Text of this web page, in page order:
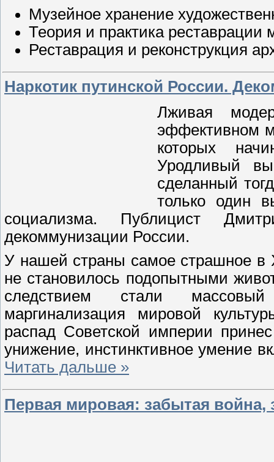
Музейное хранение
Теория и практика реставрации
Реставрация и реконструкция
Наркотик путинской России.
Лживая
эффективном
которых
Уродливый
сделанный
только один
социализма. Публицист
декоммунизации России.
У нашей страны самое страшное в
не становилось подопытными
следствием стали
маргинализация мировой
распад Советской империи
унижение, инстинктивное умение
Читать дальше »
Первая мировая: забытая война,